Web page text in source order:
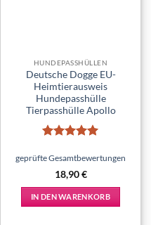
HUNDEPASSHÜLLEN
Deutsche Dogge EU-
Heimtierausweis
Hundepasshülle
Tierpasshülle Apollo
mit5von
geprüfte Gesamtbewertungen
18,90€
IN DEN WARENKORB